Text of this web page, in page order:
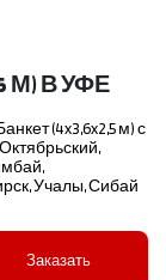
М) В УФЕ
(4x3,6x2,5 м) с
Учалы, Сибай
Заказать